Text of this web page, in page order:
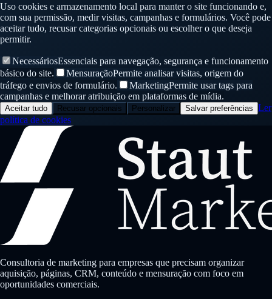
Uso cookies e armazenamento local para manter o site funcionando e,
com sua permissão, medir visitas, campanhas e formulários. Você pode
aceitar tudo, recusar categorias opcionais ou escolher o que deseja
permitir.
NecessáriosEssenciais para navegação, segurança e funcionamento
básico do site.
MensuraçãoPermite analisar visitas, origem do
tráfego e envios de formulário.
MarketingPermite usar tags para
campanhas e melhorar atribuição em plataformas de mídia.
Aceitar tudo Recusar opcionais Personalizar Salvar preferências Ler
política de cookies
Consultoria de marketing para empresas que precisam organizar
aquisição, páginas, CRM, conteúdo e mensuração com foco em
oportunidades comerciais.